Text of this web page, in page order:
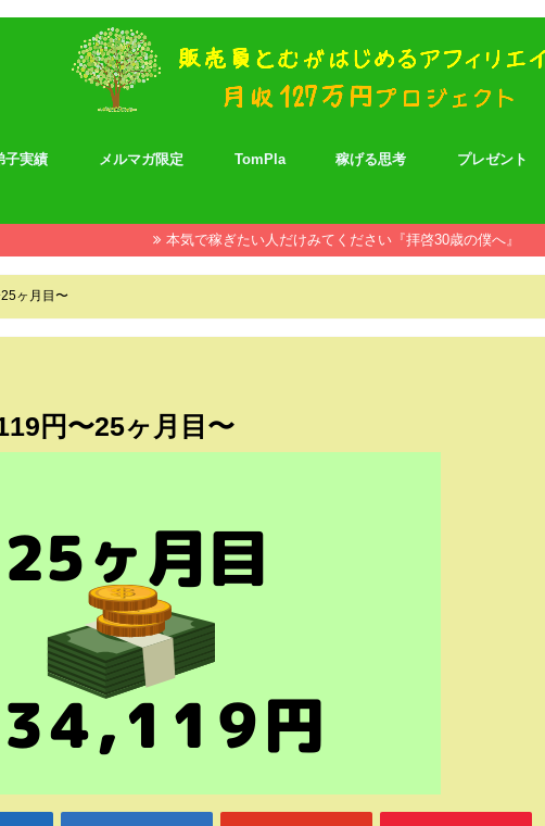
子実績 メルマガ限定 TomPla 稼げる思考 プレゼント
本気で稼ぎたい人だけみてください『拝啓30歳の僕へ』
ヶ月目〜
円〜25ヶ月目〜